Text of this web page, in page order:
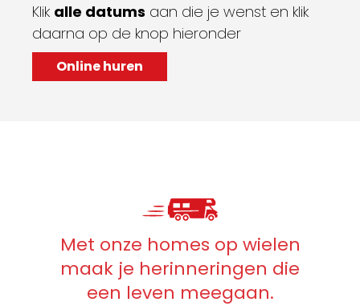
Klik alle datums aan die je wenst en klik
daarna op de knop hieronder
Online huren
Met onze homes op wielen
maak je herinneringen die
een leven meegaan.